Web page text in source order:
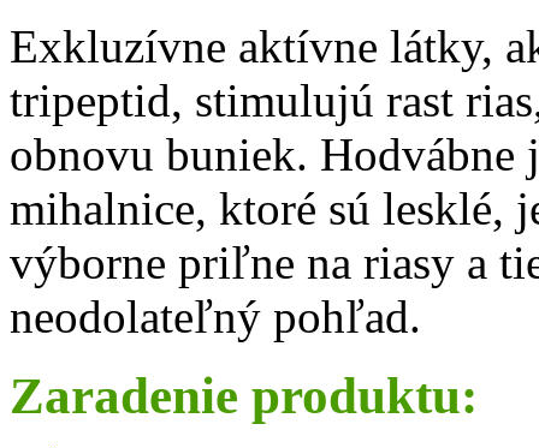
Exkluzívne aktívne látky,
tripeptid, stimulujú rast
obnovu buniek. Hodvábne
mihalnice, ktoré sú lesklé,
výborne priľne na riasy a
neodolateľný pohľad.
Zaradenie produktu: